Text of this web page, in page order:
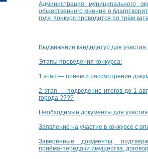
Администрация муниципального
общественного мнения о
году. Конкурс проводится по трём
Выдвижение кандидатур для
Этапы проведения конкурса:
1 этап — приём и рассмотрение
2 этап — подведение итогов до 1
города ????
Необходимые документы для
Заявление на участие в конкурсе с
Заверенные документы,
приёма‑передачи имущества,